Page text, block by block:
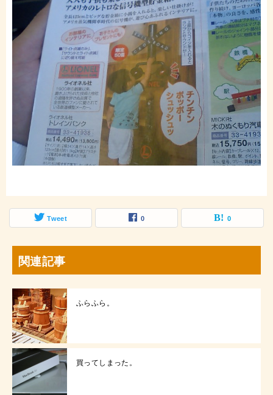
Tweet 0 0
関連記事
ふらふら。
買ってしまった。